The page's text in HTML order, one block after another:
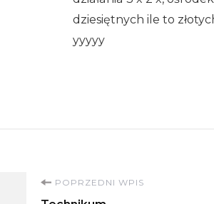
dziesiętnych ile to
yyyyy
POPRZEDNI WPIS